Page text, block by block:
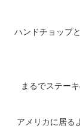
ハンドチョップ
まるでステー
アメリカに居る